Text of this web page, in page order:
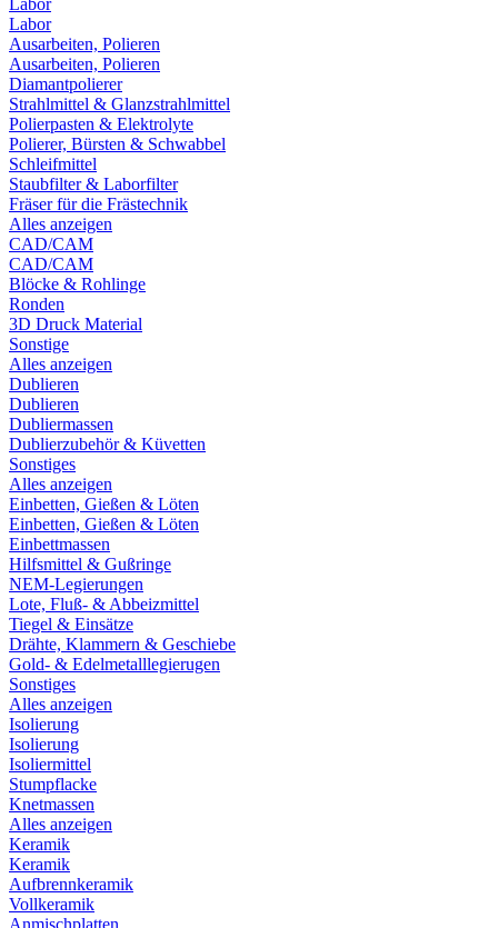
Labor
Labor
Ausarbeiten, Polieren
Ausarbeiten, Polieren
Diamantpolierer
Strahlmittel & Glanzstrahlmittel
Polierpasten & Elektrolyte
Polierer, Bürsten & Schwabbel
Schleifmittel
Staubfilter & Laborfilter
Fräser für die Frästechnik
Alles anzeigen
CAD/CAM
CAD/CAM
Blöcke & Rohlinge
Ronden
3D Druck Material
Sonstige
Alles anzeigen
Dublieren
Dublieren
Dubliermassen
Dublierzubehör & Küvetten
Sonstiges
Alles anzeigen
Einbetten, Gießen & Löten
Einbetten, Gießen & Löten
Einbettmassen
Hilfsmittel & Gußringe
NEM-Legierungen
Lote, Fluß- & Abbeizmittel
Tiegel & Einsätze
Drähte, Klammern & Geschiebe
Gold- & Edelmetalllegierugen
Sonstiges
Alles anzeigen
Isolierung
Isolierung
Isoliermittel
Stumpflacke
Knetmassen
Alles anzeigen
Keramik
Keramik
Aufbrennkeramik
Vollkeramik
Anmischplatten